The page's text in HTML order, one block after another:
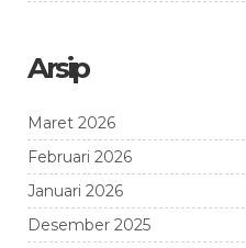
Arsip
Maret 2026
Februari 2026
Januari 2026
Desember 2025